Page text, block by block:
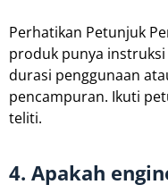
Perhatikan Petunjuk
produk punya
durasi penggunaan
pencampuran. Ikuti
teliti.
4. Apakah